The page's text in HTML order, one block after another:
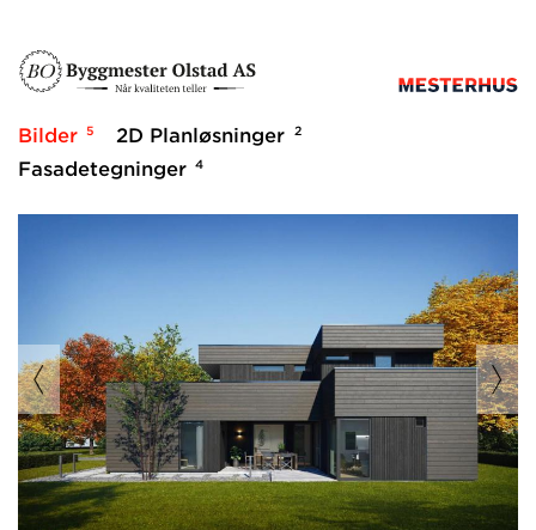
Bilder 5 2D Planløsninger 2
Fasadetegninger 4